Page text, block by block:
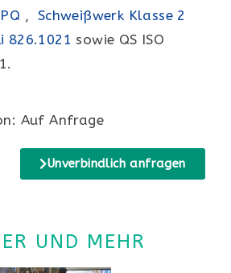
, Schweißwerk Klasse 2
826.1021 sowie QS ISO
Auf Anfrage
Unverbindlich anfragen
UND MEHR